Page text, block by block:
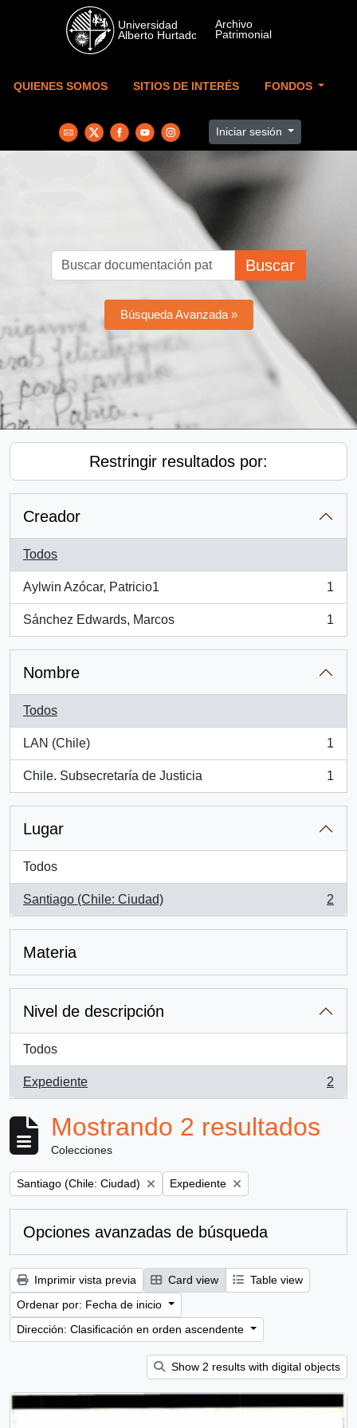
Skip to main content
QUIENES SOMOS SITIOS DE INTERÉS FONDOS
Iniciar sesión
Buscar
Búsqueda Avanzada »
Restringir resultados por:
Creador
Todos
Aylwin Azócar, Patricio1
, 1 resultados
1
Sánchez Edwards, Marcos
, 1 resultados
1
Nombre
Todos
LAN (Chile)
, 1 resultados
1
Chile. Subsecretaría de Justicia
, 1 resultados
1
Lugar
Todos
Santiago (Chile: Ciudad)
, 2 resultados
2
Materia
Nivel de descripción
Todos
Expediente
, 2 resultados
2
Mostrando 2 resultados
Colecciones
Remove filter:
Santiago (Chile: Ciudad) Remove filter:
Expediente
Opciones avanzadas de búsqueda
Imprimir vista previa Card view
Table view
Ordenar por: Fecha de inicio
Dirección: Clasificación en orden ascendente
Show 2 results with digital objects